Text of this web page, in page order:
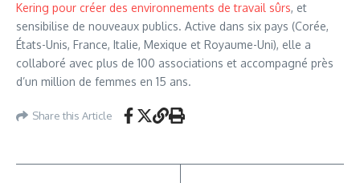
Kering pour créer des environnements de travail sûrs, et
sensibilise de nouveaux publics. Active dans six pays (Corée,
États-Unis, France, Italie, Mexique et Royaume-Uni), elle a
collaboré avec plus de 100 associations et accompagné près
d’un million de femmes en 15 ans.
Share this Article